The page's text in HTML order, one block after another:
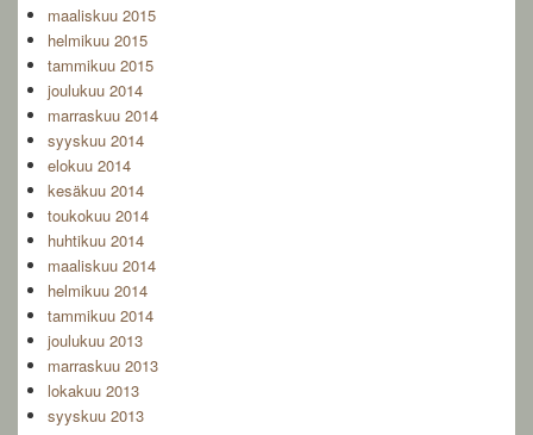
maaliskuu 2015
helmikuu 2015
tammikuu 2015
joulukuu 2014
marraskuu 2014
syyskuu 2014
elokuu 2014
kesäkuu 2014
toukokuu 2014
huhtikuu 2014
maaliskuu 2014
helmikuu 2014
tammikuu 2014
joulukuu 2013
marraskuu 2013
lokakuu 2013
syyskuu 2013